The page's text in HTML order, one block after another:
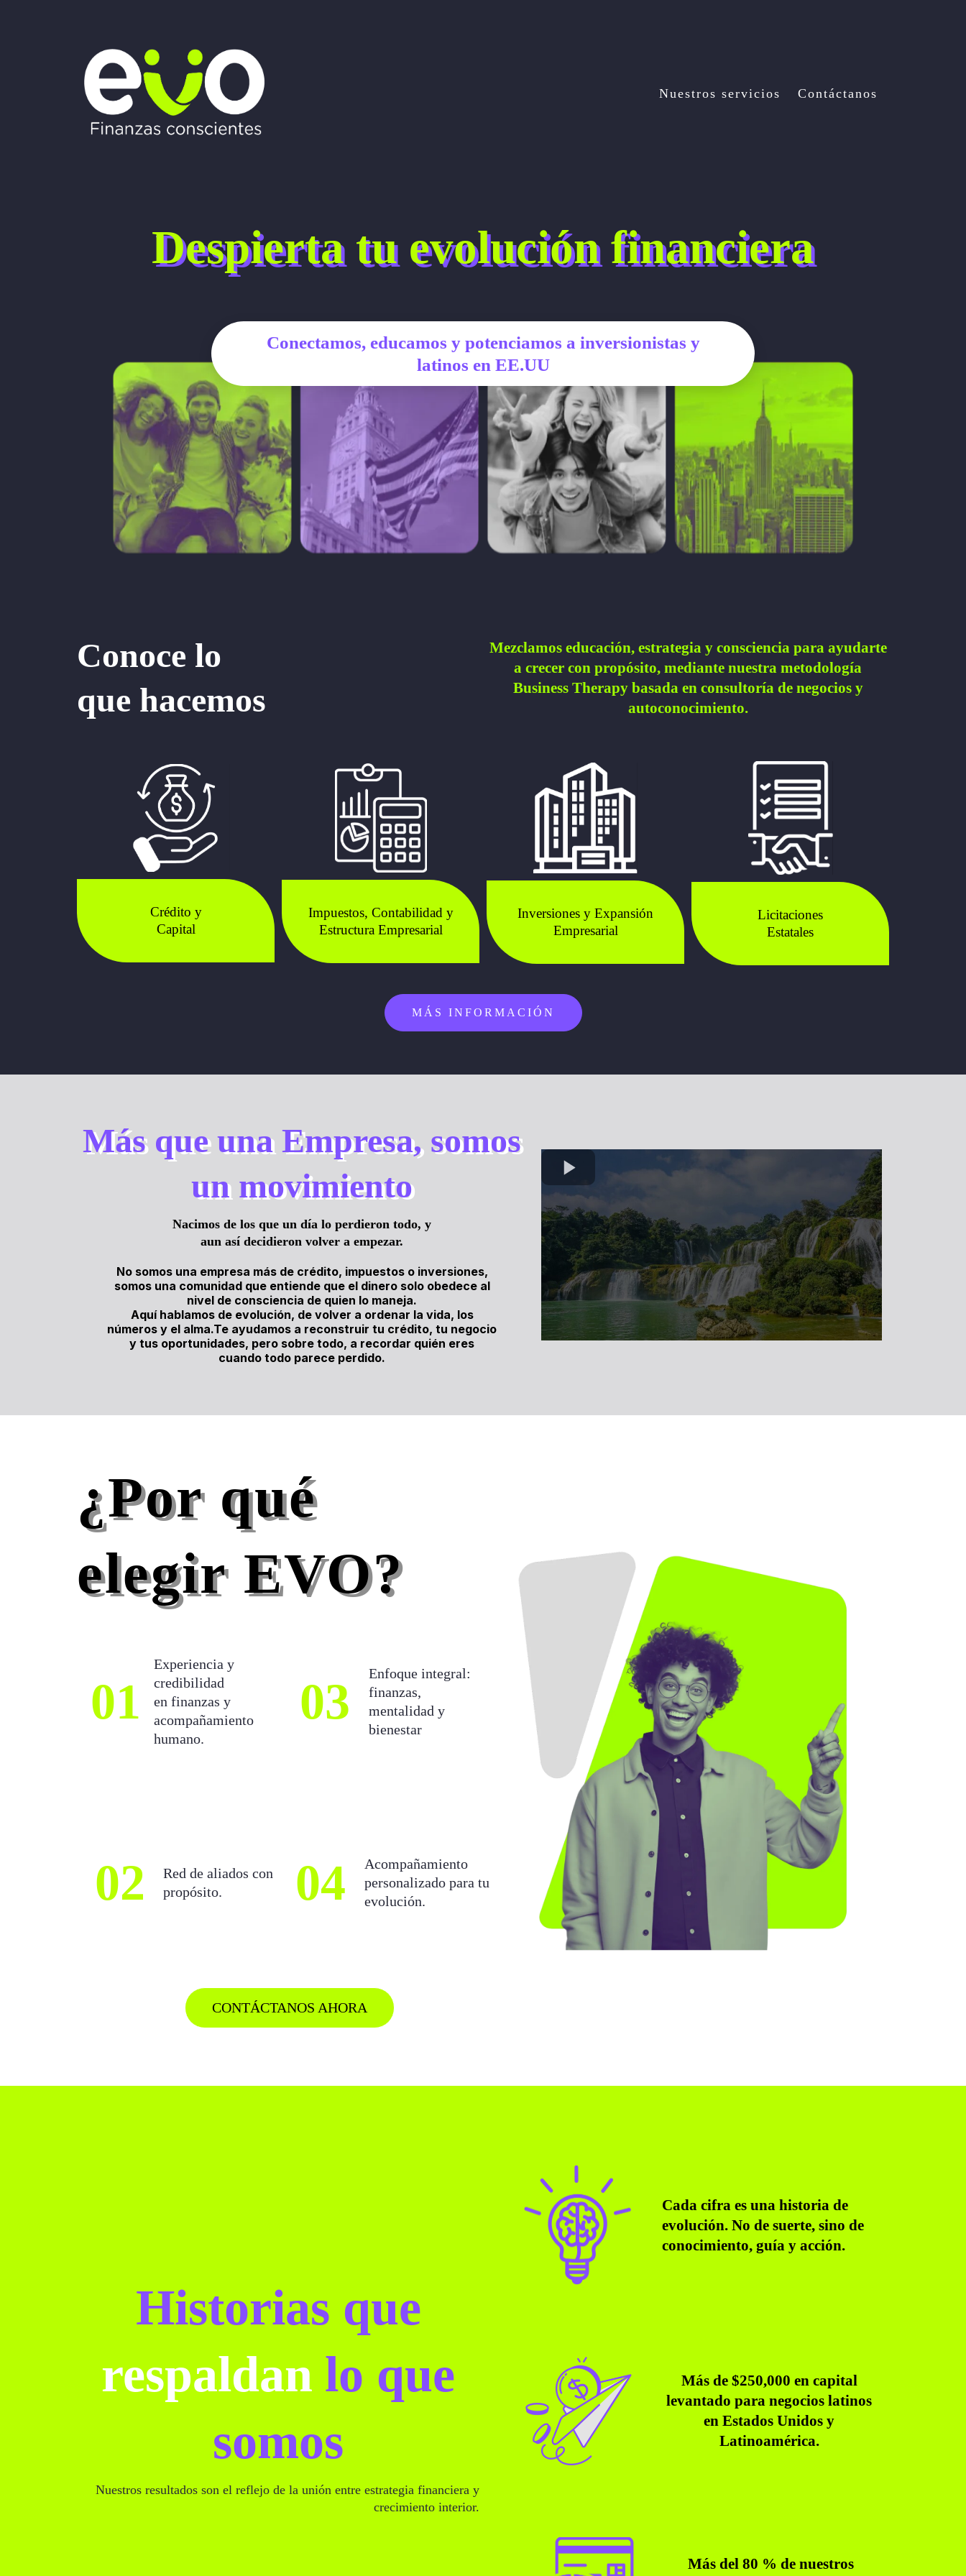
Nuestros servicios Contáctanos
Despierta tu evolución financiera
Conectamos, educamos y potenciamos a inversionistas y
latinos en EE.UU
Conoce lo
que hacemos
Mezclamos educación, estrategia y consciencia para ayudarte
a crecer con propósito, mediante nuestra metodología
Business Therapy basada en consultoría de negocios y
autoconocimiento.
Crédito y
Capital
Impuestos, Contabilidad y
Estructura Empresarial
Inversiones y Expansión
Empresarial
Licitaciones
Estatales
MÁS INFORMACIÓN
Más que una Empresa, somos
un movimiento
Nacimos de los que un día lo perdieron todo, y
aun así decidieron volver a empezar.
No somos una empresa más de crédito, impuestos o inversiones,
somos una comunidad que entiende que el dinero solo obedece al
nivel de consciencia de quien lo maneja.
Aquí hablamos de evolución, de volver a ordenar la vida, los
números y el alma.Te ayudamos a reconstruir tu crédito, tu negocio
y tus oportunidades, pero sobre todo, a recordar quién eres
cuando todo parece perdido.
¿Por qué
elegir EVO?
01
Experiencia y
credibilidad
en finanzas y
acompañamiento
humano.
03
Enfoque integral:
finanzas,
mentalidad y
bienestar
02
Red de aliados con
propósito.
04
Acompañamiento
personalizado para tu
evolución.
CONTÁCTANOS AHORA
Historias que
respaldan lo que
somos
Nuestros resultados son el reflejo de la unión entre estrategia financiera y
crecimiento interior.
Cada cifra es una historia de
evolución. No de suerte, sino de
conocimiento, guía y acción.
Más de $250,000 en capital
levantado para negocios latinos
en Estados Unidos y
Latinoamérica.
Más del 80 % de nuestros